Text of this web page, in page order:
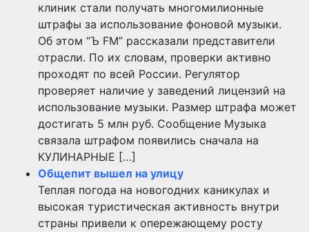
клиник стали получать многомилионные
штрафы за использование фоновой музыки.
Об этом “Ъ FM” рассказали представители
отрасли. По их словам, проверки активно
проходят по всей России. Регулятор
проверяет наличие у заведений лицензий на
использование музыки. Размер штрафа может
достигать 5 млн руб. Сообщение Музыка
связала штрафом появились сначала на
КУЛИНАРНЫЕ […]
Общепит вышел на улицу
Теплая погода на новогодних каникулах и
высокая туристическая активность внутри
страны привели к опережающему росту